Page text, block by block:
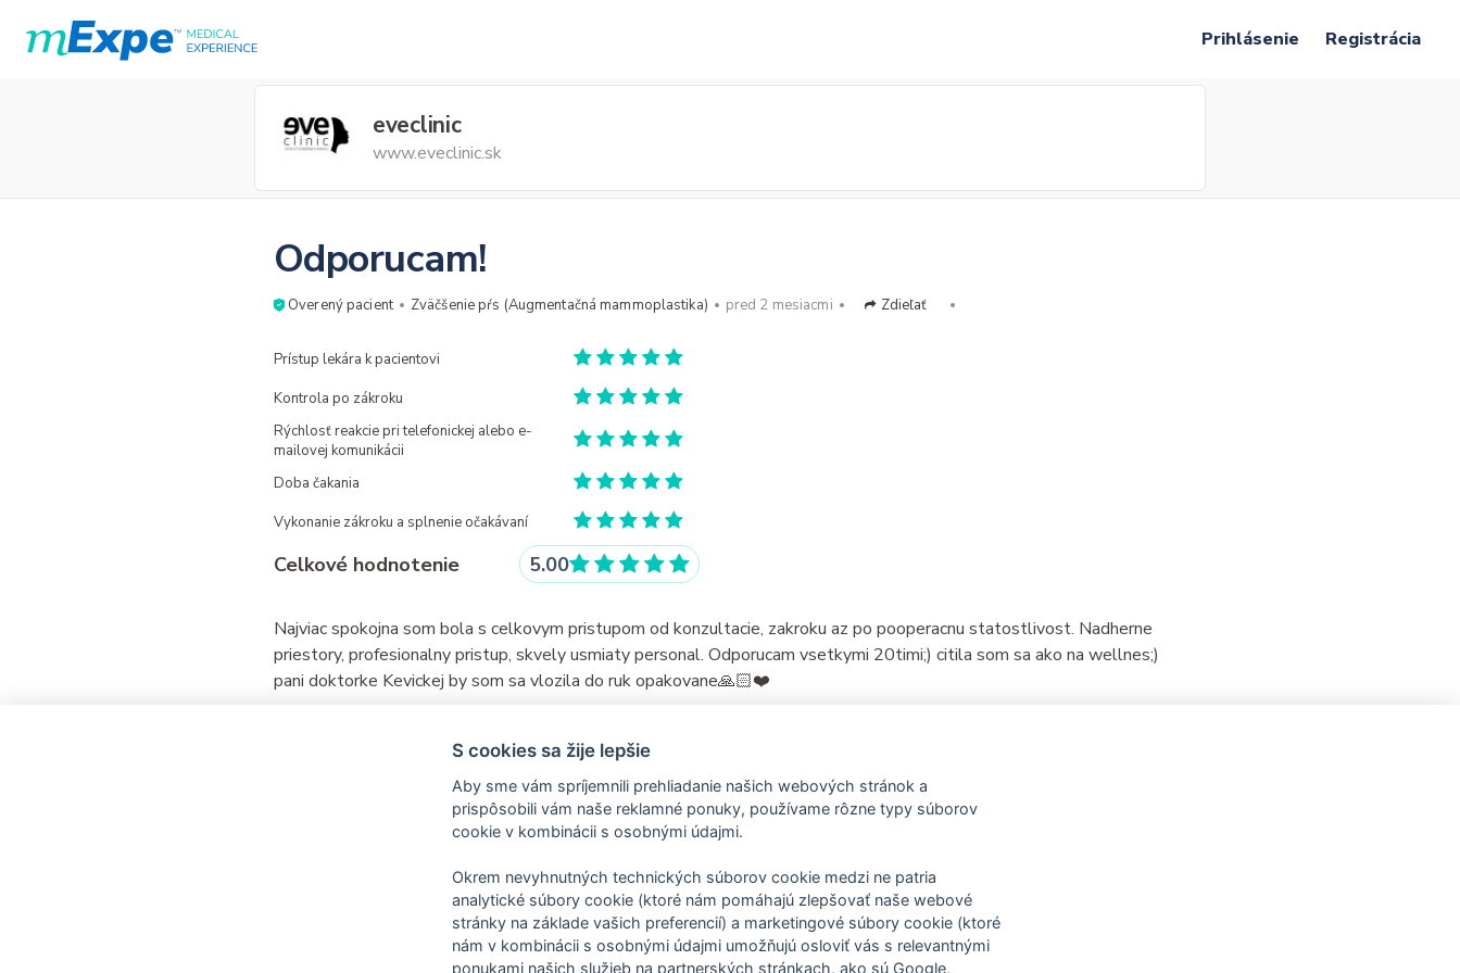
Registrácia
Prihlásenie
eveclinic
www.eveclinic.sk
Odporucam!
Overený pacient Zväčšenie pŕs (Augmentačná mammoplastika) pred 2 mesiacmi Zdieľať
Prístup lekára k pacientovi
Kontrola po zákroku
Rýchlosť reakcie pri telefonickej alebo e-
mailovej komunikácii
Doba čakania
Vykonanie zákroku a splnenie očakávaní
Celkové hodnotenie 5.00
Najviac spokojna som bola s celkovym pristupom od konzultacie, zakroku az po pooperacnu statostlivost. Nadherne
priestory, profesionalny pristup, skvely usmiaty personal. Odporucam vsetkymi 20timi;) citila som sa ako na wellnes;)
pani doktorke Kevickej by som sa vlozila do ruk opakovane🙏🏻❤️
Recenzie sú iba od skutočných pacientov.
Predchádzajúca recenzia Ďalšia recenzia
S cookies sa žije lepšie
Aby sme vám spríjemnili prehliadanie našich webových stránok a
prispôsobili vám naše reklamné ponuky, používame rôzne typy súborov
cookie v kombinácii s osobnými údajmi.
Okrem nevyhnutných technických súborov cookie medzi ne patria
analytické súbory cookie (ktoré nám pomáhajú zlepšovať naše webové
stránky na základe vašich preferencií) a marketingové súbory cookie (ktoré
nám v kombinácii s osobnými údajmi umožňujú osloviť vás s relevantnými
ponukami našich služieb na partnerských stránkach, ako sú Google,